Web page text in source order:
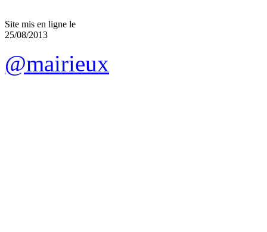
Site mis en ligne le
25/08/2013
@mairieux